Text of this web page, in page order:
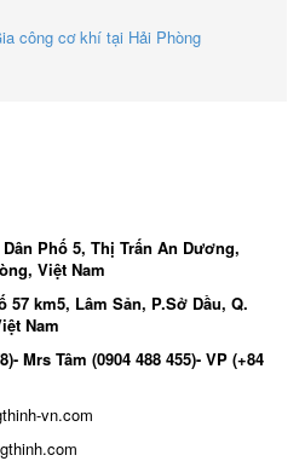
công cơ khí tại Hải Phòng
Phố 5, Thị Trấn An Dương,
Việt Nam
57 km5, Lâm Sản, P.Sở Dầu, Q.
Nam
Mrs Tâm (0904 488 455)- VP (+84
vn.com